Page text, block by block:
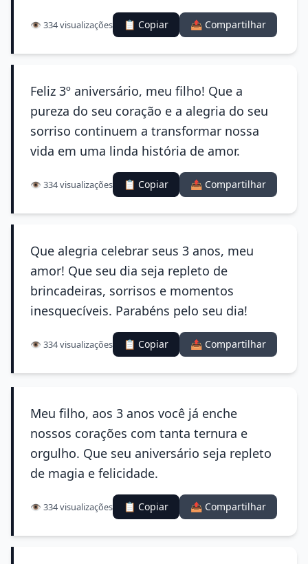
👁️ 334 visualizações 📋 Copiar 📤 Compartilhar
Feliz 3º aniversário, meu filho! Que a
pureza do seu coração e a alegria do seu
sorriso continuem a transformar nossa
vida em uma linda história de amor.
👁️ 334 visualizações 📋 Copiar 📤 Compartilhar
Que alegria celebrar seus 3 anos, meu
amor! Que seu dia seja repleto de
brincadeiras, sorrisos e momentos
inesquecíveis. Parabéns pelo seu dia!
👁️ 334 visualizações 📋 Copiar 📤 Compartilhar
Meu filho, aos 3 anos você já enche
nossos corações com tanta ternura e
orgulho. Que seu aniversário seja repleto
de magia e felicidade.
👁️ 334 visualizações 📋 Copiar 📤 Compartilhar